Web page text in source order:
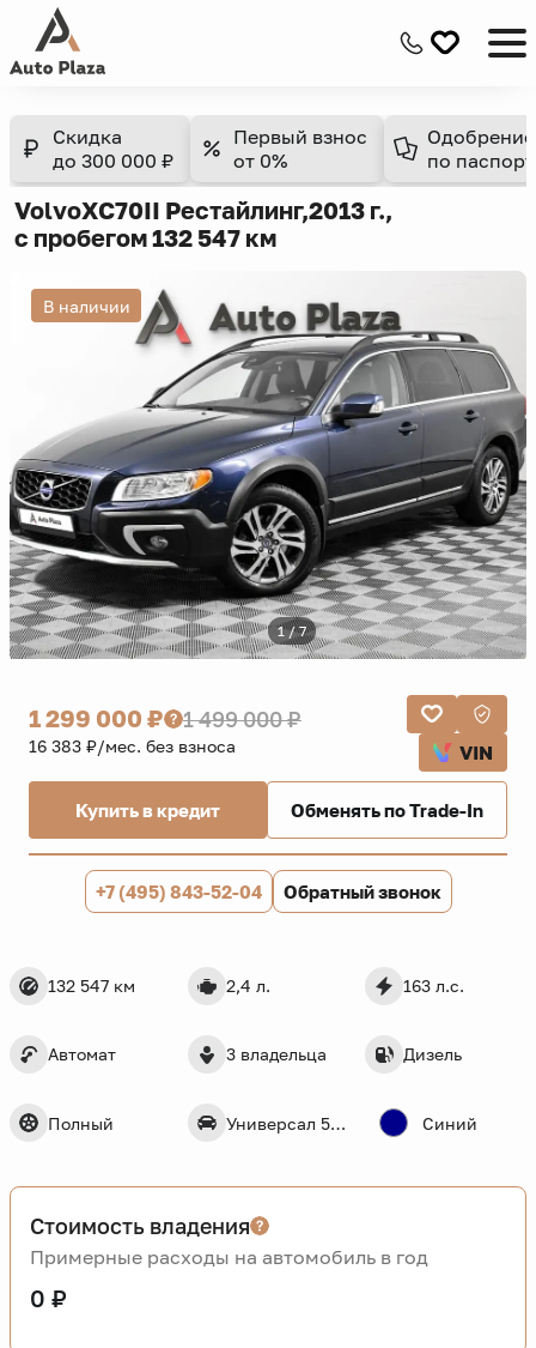
Скидка
до 300 000 ₽
Первый взнос
от 0%
Одобрение
по
VolvoXC70II Рестайлинг,2013 г.,
с пробегом 132 547 км
В наличии
1 / 7
132 547 км 2,4 л. 163 л.с.
Автомат 3 владельца Дизель
Полный Универсал 5 дв. Синий
1 299 000 ₽ 1 499 000 ₽
16 383 ₽/мес. без взноса VIN
Купить в кредит Обменять по Trade-In
+7 (495) 843-52-04 Обратный звонок
Стоимость владения
Примерные расходы на автомобиль в год
0 ₽